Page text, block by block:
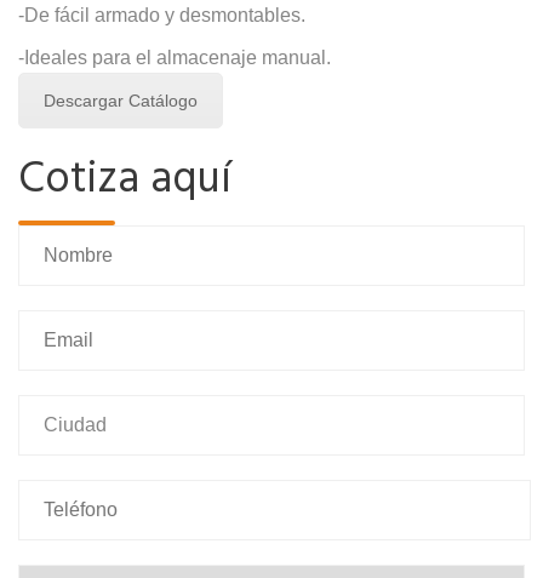
-De fácil armado y desmontables.
-Ideales para el almacenaje manual.
Descargar Catálogo
Cotiza aquí